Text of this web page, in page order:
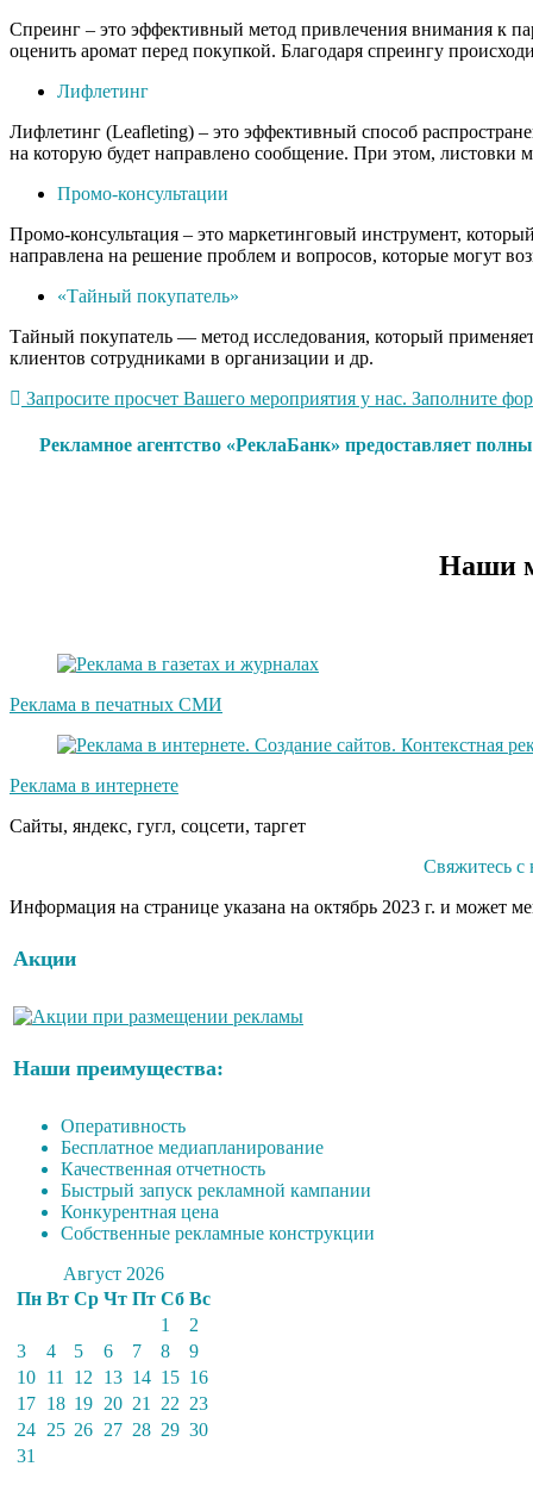
Спреинг – это эффективный метод привлечения внимания к
оценить аромат перед покупкой. Благодаря спреингу
Лифлетинг
Лифлетинг (Leafleting) – это эффективный способ
на которую будет направлено сообщение. При этом, листовки
Промо-консультации
Промо-консультация – это маркетинговый инструмент,
направлена на решение проблем и вопросов, которые могут
«Тайный покупатель»
Тайный покупатель — метод исследования, который
клиентов сотрудниками в организации и др.
Запросите просчет Вашего мероприятия у нас. Заполните
Рекламное агентство «РеклаБанк» предоставляет
Наши
Реклама в печатных СМИ
Реклама в интернете
Сайты, яндекс, гугл, соцсети, таргет
Свяжитесь
Информация на странице указана на октябрь 2023 г. и может
Акции
Наши преимущества:
Оперативность
Бесплатное медиапланирование
Качественная отчетность
Быстрый запуск рекламной кампании
Конкурентная цена
Собственные рекламные конструкции
Август 2026
Пн Вт Ср Чт Пт Сб Вс
1
2
3
4 5 6 7 8
9
10 11 12 13 14 15 16
17 18 19 20 21 22 23
24 25 26 27 28 29 30
31